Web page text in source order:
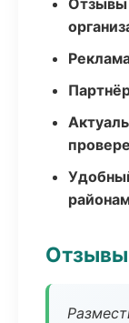
Отзывы
Отзывы